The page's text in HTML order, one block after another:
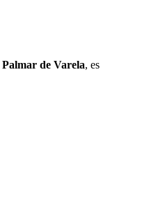
Palmar de Varela, es